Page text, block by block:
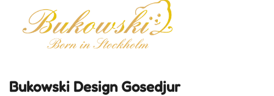
Bukowski Design Gosedjur